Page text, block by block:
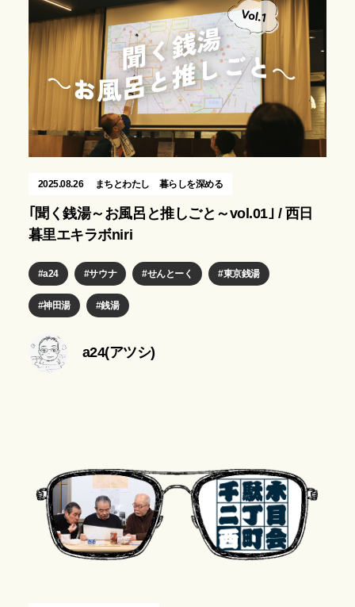
2025.08.26 まちとわたし 暮らしを深める
｢聞く銭湯～お風呂と推しごと～vol.01｣ / 西日
暮里エキラボniri
a24 サウナ せんとーく 東京銭湯
神田湯 銭湯
a24(アツシ)